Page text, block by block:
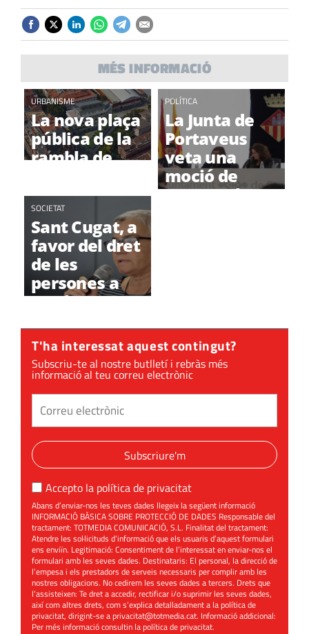
MÉS INFORMACIÓ
URBANISME
La nova plaça
pública de la
rambla de
més a prop de
ser una
realitat
POLÍTICA
La Junta de
Portaveus
veta una
moció de
suport a la
SOCIETAT
Sant Cugat, a
favor del dret
de les
persones a
morir
T'ha interessat aquest contingut?
Subscriu-te al nostre butlletí i rebràs més
informació al teu correu electrònic
Subscriure'm
Accepto la política de privacitat
Abans d’enviar-nos les teves dades llegeix la següent informació
INFORMACIÓ BÀSICA SOBRE PROTECCIÓ DE DADES Responsable del
tractament: TOTMEDIA COMUNICACIÓ, S.L. Finalitat del tractament:
Atendre les sol·licituds d’informació que els usuaris d’aquest formulari
ens enviïn. Legitimació: Consentiment de l’interessat en enviar-nos el
formulari amb les seves dades. Destinataris: El personal, la direcció de
l’empesa i els prestadors de serveis necessaris per complir amb les
nostres obligacions. No cedirem les seves dades a tercers. Drets que
l’assisteixen: Te dret a accedir, rectificar i/o suprimir les seves dades,
així com altres drets, com s’explica detalladament a la política de
privacitat, dirigint-se aprivacitat@totmedia.cat. Informació addicional:
Per més informació consultin lapolítica de privacitat.